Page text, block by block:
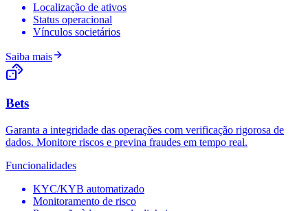
Localização de ativos
Status operacional
Vínculos societários
Saiba mais
Bets
Garanta a integridade das operações com verificação rigorosa de
dados. Monitore riscos e previna fraudes em tempo real.
Funcionalidades
KYC/KYB automatizado
Monitoramento de risco